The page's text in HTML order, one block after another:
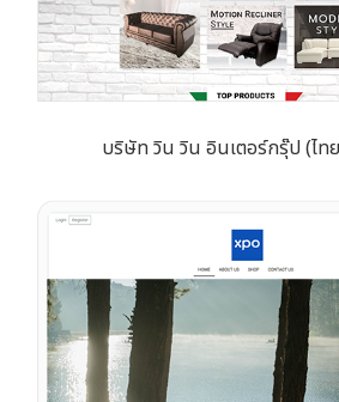
บริษัท วิน วิน อินเตอร์กรุ๊ป (ไท